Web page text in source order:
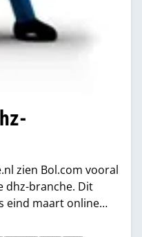
zien Bol.com vooral
dhz-branche. Dit
eind maart online